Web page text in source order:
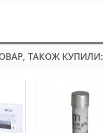
ТАКОЖ КУПИЛИ: